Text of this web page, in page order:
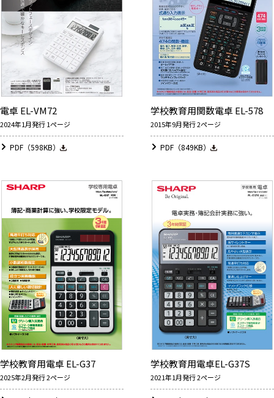
電卓 EL-VM72
2024年1月発行 1ページ
PDF（598KB）
学校教育用関数電卓 EL-578
2015年9月発行 2ページ
PDF（849KB）
学校教育用電卓 EL-G37
2025年2月発行 2ページ
学校教育用電卓EL-G37S
2021年1月発行 2ページ